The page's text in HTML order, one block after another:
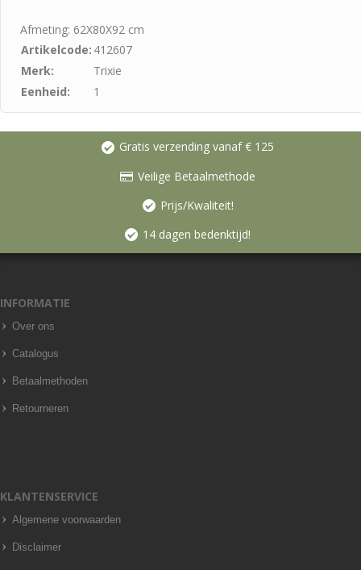
Afmeting: 62X80X92 cm
Artikelcode: 412607
Merk:
Trixie
Eenheid:
1
Gratis verzending vanaf € 125
Veilige Betaalmethode
Prijs/Kwaliteit!
14 dagen bedenktijd!
INFORMATIE
Over ons
Catalogus
Betaalmethoden
Retourneren
KLANTENSERVICE
Algemene voorwaarden
Disclaimer